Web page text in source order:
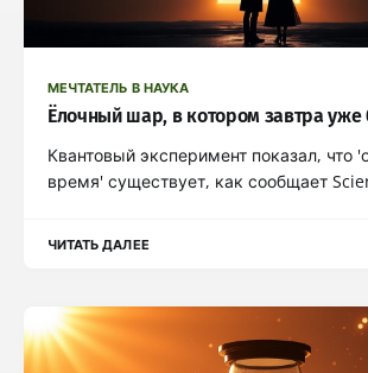
МЕЧТАТЕЛЬ В НАУКА
Ёлочный шар, в котором завтра уже
Квантовый эксперимент показал, что
время' существует, как сообщает
ЧИТАТЬ ДАЛЕЕ